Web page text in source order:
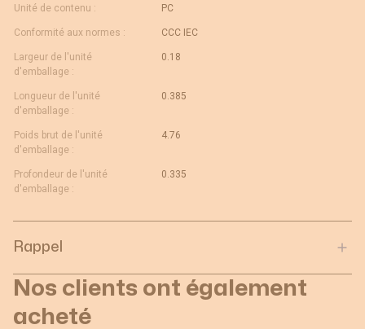
Unité de contenu : PC
Conformité aux normes : CCC IEC
Largeur de l'unité
d'emballage :
0.18
Longueur de l'unité
d'emballage :
0.385
Poids brut de l'unité
d'emballage :
4.76
Profondeur de l'unité
d'emballage :
0.335
Rappel
Nos clients ont également
acheté